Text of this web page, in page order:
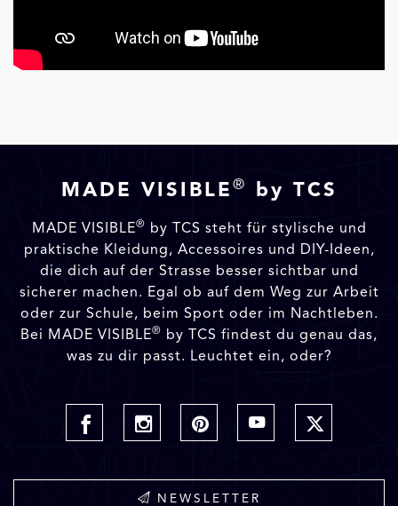
MADE VISIBLE ® by TCS
MADE VISIBLE® by TCS steht für stylische und
praktische Kleidung, Accessoires und DIY-Ideen,
die dich auf der Strasse besser sichtbar und
sicherer machen. Egal ob auf dem Weg zur Arbeit
oder zur Schule, beim Sport oder im Nachtleben.
Bei MADE VISIBLE® by TCS findest du genau das,
was zu dir passt. Leuchtet ein, oder?
NEWSLETTER